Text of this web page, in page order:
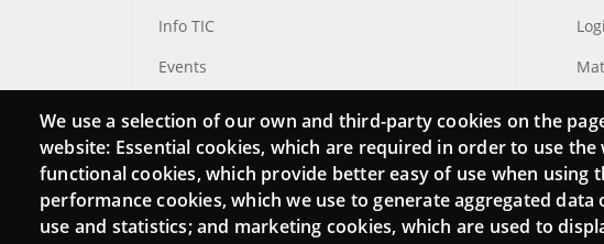
Info TIC
Events
Catalogue of experts
Job and volunteer board
Search your Punt TIC
We use a selection of our own and third-party cookies on the
website: Essential cookies, which are required in order to use the
functional cookies, which provide better easy of use when using
performance cookies, which we use to generate aggregated data
use and statistics; and marketing cookies, which are used to